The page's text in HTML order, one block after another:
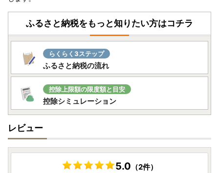
◆電子申請
【自治体マイページからのオンラインワンストップ申請】
https://mypg.jp/auth/login/
上記URLに、電子申請についてご紹介しておりますのでご確
(外部サイトへ遷移します。個人情報の保護は遷移先サイト
の方針に従います。)
【ふるさと納税サポートセンター】
ask-navi@furusato-support.jp
※10:00～17:00までの対応となります。
大変ご不便をおかけいたしますが、何卒ご容赦くださいます
ようお願い申し上げます。
ふるさと納税をもっと知りたい方はコチラ
らくらく3ステップ
ふるさと納税の流れ
控除上限額の限度額と目安
控除シミュレーション
レビュー
5.0 （2件）